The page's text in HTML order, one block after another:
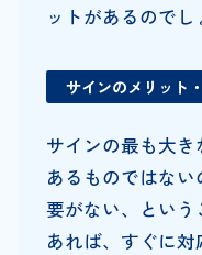
ットがあるのでし
サインのメリット
サインの最も大
あるものではな
要がない、とい
あれば、すぐに対